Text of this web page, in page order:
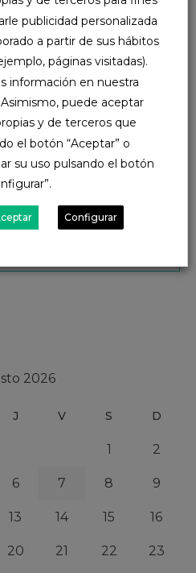
de los 90 y principios de
transformación,...
2026
J V S D
1 2
6 7 8 9
13 14 15 16
20 21 22 23
publicidad personalizada
a partir de sus hábitos
páginas visitadas).
información en nuestra
puede aceptar
y de terceros que
el botón “Aceptar” o
su uso pulsando el botón
Configurar